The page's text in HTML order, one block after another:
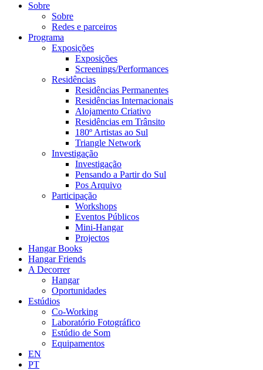
Sobre
Sobre
Redes e parceiros
Programa
Exposições
Exposições
Screenings/Performances
Residências
Residências Permanentes
Residências Internacionais
Alojamento Criativo
Residências em Trânsito
180º Artistas ao Sul
Triangle Network
Investigação
Investigação
Pensando a Partir do Sul
Pos Arquivo
Participação
Workshops
Eventos Públicos
Mini-Hangar
Projectos
Hangar Books
Hangar Friends
A Decorrer
Hangar
Oportunidades
Estúdios
Co-Working
Laboratório Fotográfico
Estúdio de Som
Equipamentos
EN
PT